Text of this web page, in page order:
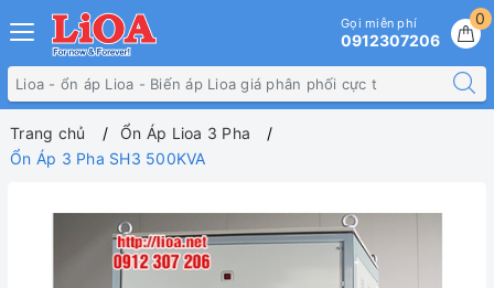
0
Gọi miễn phí
0912307206
Trang chủ
Ổn Áp Lioa 3 Pha
Ổn Áp 3 Pha SH3 500KVA